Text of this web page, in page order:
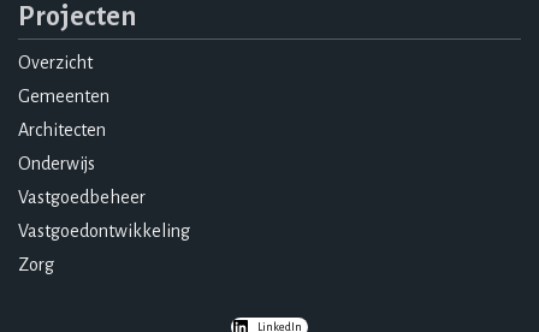
Projecten
Overzicht
Gemeenten
Architecten
Onderwijs
Vastgoedbeheer
Vastgoedontwikkeling
Zorg
LinkedIn